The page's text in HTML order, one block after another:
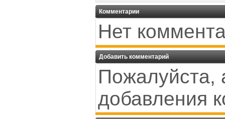
Комментарии
Нет
Добавить комментарий
Пожалуйста,
добавления